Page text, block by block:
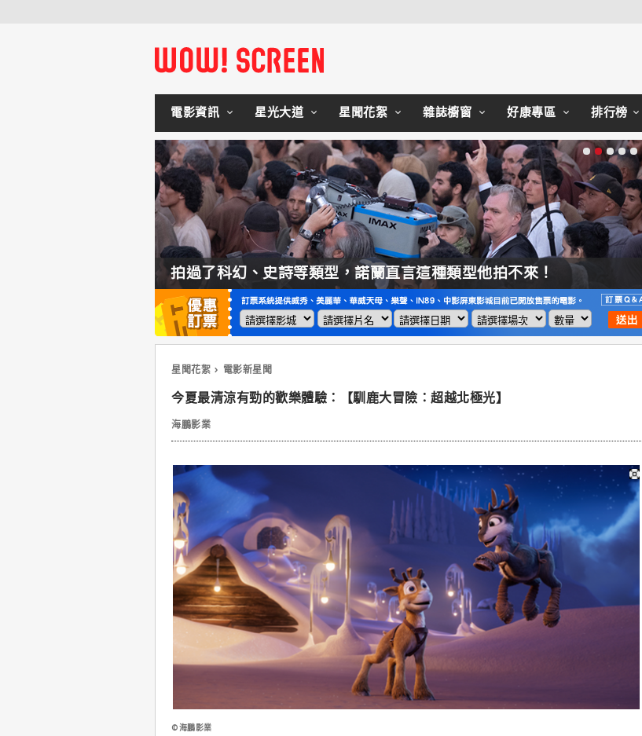
電影資訊 星光大道 星聞花絮 雜誌櫥窗 好康專區 排行榜
拍過了科幻、史詩等類型，諾蘭直言這種類型他拍不來！
星聞花絮 電影新星聞
今夏最清涼有勁的歡樂體驗：【馴鹿大冒險：超越北極光】
海鵬影業
©海鵬影業